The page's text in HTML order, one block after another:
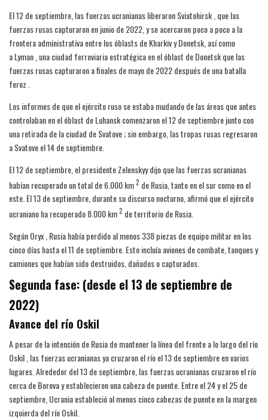
El 12 de septiembre, las fuerzas ucranianas liberaron Sviatohirsk , que las
fuerzas rusas capturaron en junio de 2022, y se acercaron poco a poco a la
frontera administrativa entre los óblasts de Kharkiv y Donetsk, así como
a Lyman , una ciudad ferroviaria estratégica en el óblast de Donetsk que las
fuerzas rusas capturaron a finales de mayo de 2022 después de una batalla
feroz .
Los informes de que el ejército ruso se estaba mudando de las áreas que antes
controlaban en el óblast de Luhansk comenzaron el 12 de septiembre junto con
una retirada de la ciudad de Svatove ; sin embargo, las tropas rusas regresaron
a Svatove el 14 de septiembre.
El 12 de septiembre, el presidente Zelenskyy dijo que las fuerzas ucranianas
habían recuperado un total de 6.000 km2 de Rusia, tanto en el sur como en el
este. El 13 de septiembre, durante su discurso nocturno, afirmó que el ejército
ucraniano ha recuperado 8.000 km2 de territorio de Rusia.
Según Oryx , Rusia había perdido al menos 338 piezas de equipo militar en los
cinco días hasta el 11 de septiembre. Esto incluía aviones de combate, tanques y
camiones que habían sido destruidos, dañados o capturados.
Segunda fase: (desde el 13 de septiembre de
2022)
Avance del río Oskil
A pesar de la intención de Rusia de mantener la línea del frente a lo largo del río
Oskil , las fuerzas ucranianas ya cruzaron el río el 13 de septiembre en varios
lugares. Alrededor del 13 de septiembre, las fuerzas ucranianas cruzaron el río
cerca de Borova y establecieron una cabeza de puente. Entre el 24 y el 25 de
septiembre, Ucrania estableció al menos cinco cabezas de puente en la margen
izquierda del río Oskil.